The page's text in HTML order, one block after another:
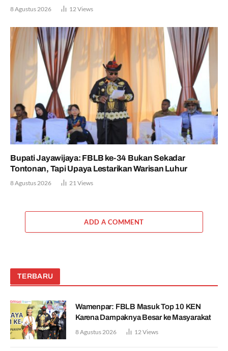
8 Agustus 2026 12Views
Bupati Jayawijaya: FBLB ke-34 Bukan Sekadar
Tontonan, Tapi Upaya Lestarikan Warisan Luhur
8 Agustus 2026 21 Views
ADD A COMMENT
TERBARU
Wamenpar: FBLB Masuk Top 10 KEN
Karena Dampaknya Besar ke Masyarakat
8 Agustus 2026 12 Views